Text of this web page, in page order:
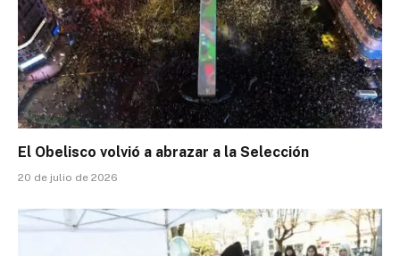
El Obelisco volvió a abrazar a la Selección
20 de julio de 2026